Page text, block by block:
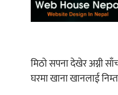
मिठो सपना देखेर अग्नी
घरमा खाना खानलाई